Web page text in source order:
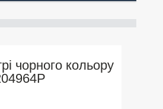
чорного кольору